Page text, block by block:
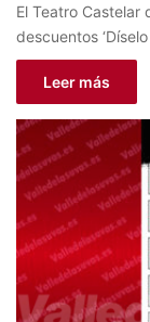
El Teatro Castelar
descuentos
Leer más